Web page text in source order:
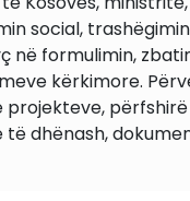
social,
në formulimin,
kërkimore.
projekteve,
dhënash,